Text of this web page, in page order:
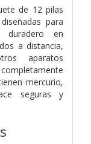
de 12 pilas
para
en
a distancia,
aparatos
mercurio,
seguras y